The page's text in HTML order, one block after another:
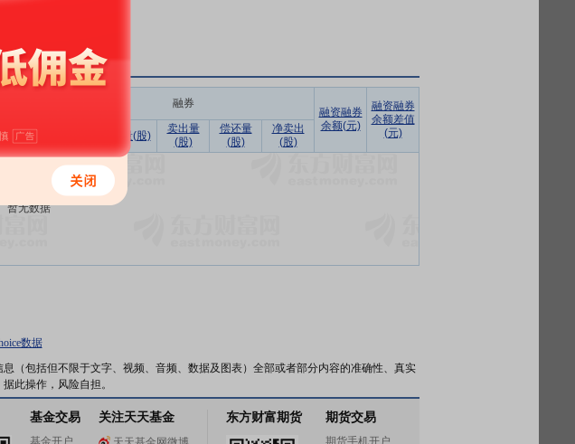
融券
融资融券
余额(元)
融资融券
余额差值
(元)
净买入
(元)
余量(股)
卖出量
(股)
偿还量
(股)
净卖出
(股)
暂无数据
数据
（包括但不限于文字、视频、音频、数据及图表）全部或者部分内容的准确性、真实
此操作，风险自担。
基金交易
基金开户
关注天天基金 东方财富期货 期货交易
期货手机开户